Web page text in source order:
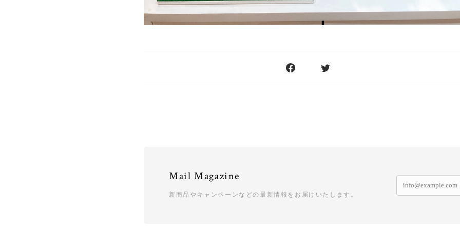
Mail Magazine
新商品やキャンペーンなどの最新情報をお届けいたします。